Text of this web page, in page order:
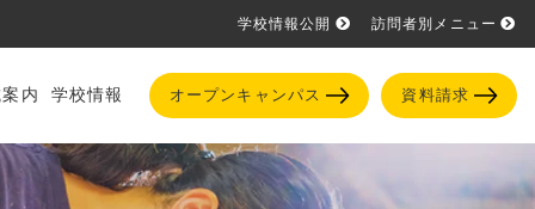
学校情報公開 訪問者別メニュー
内 学校情報 オープンキャンパス 資料請求